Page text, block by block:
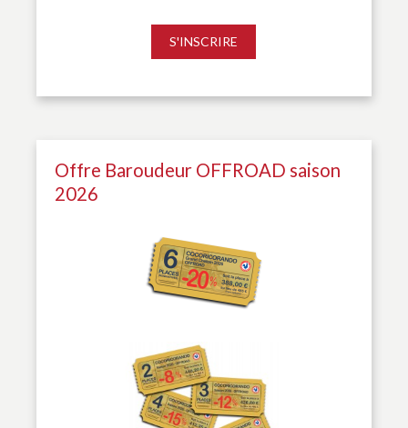
S'INSCRIRE
Offre Baroudeur OFFROAD saison
2026